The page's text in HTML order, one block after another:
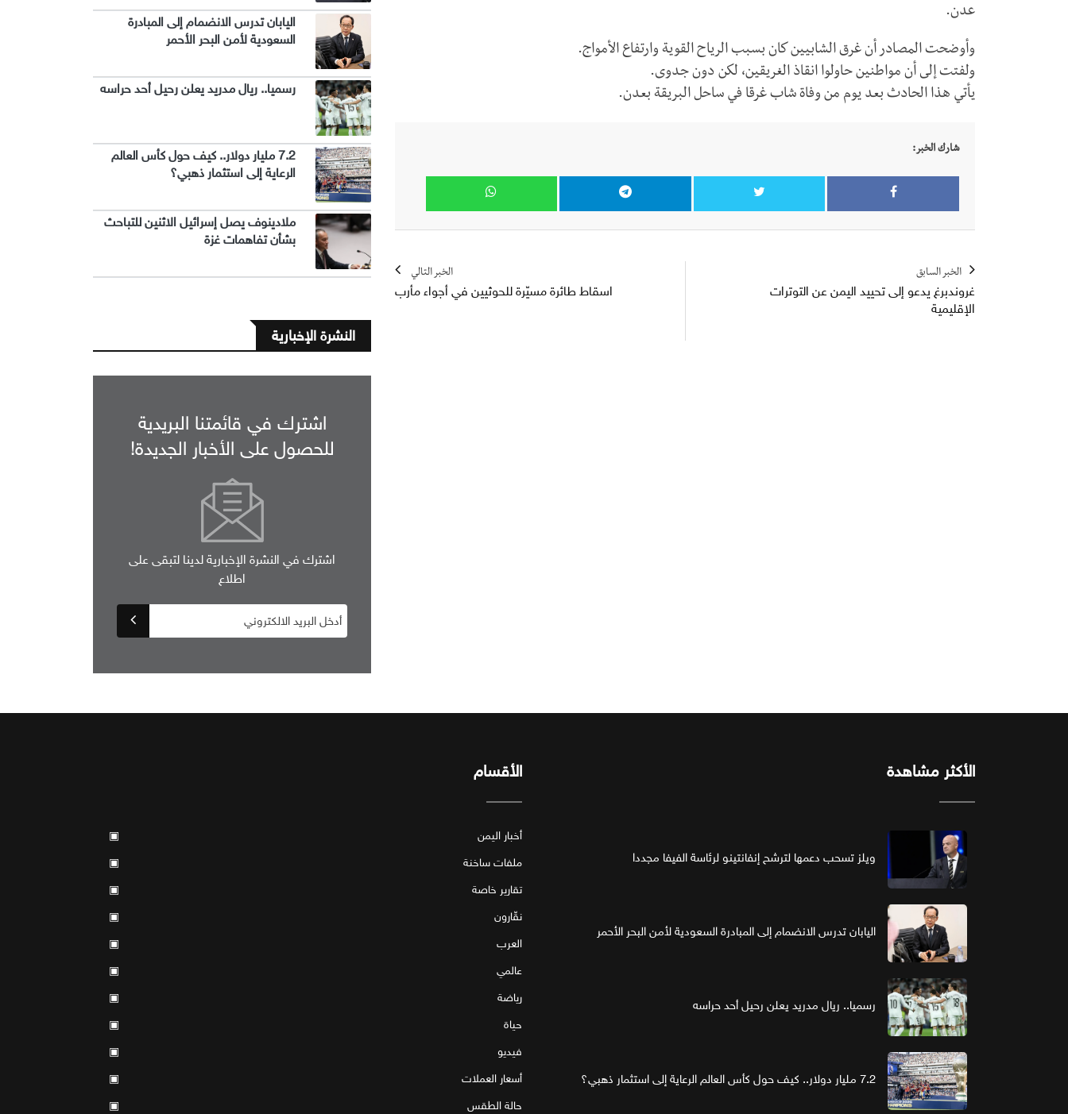
عدن.
وأوضحت المصادر أن غرق الشابيين كان بسبب الرياح القوية وارتفاع الأمواج.
ولفتت إلى أن مواطنين حاولوا انقاذ الغريقين، لكن دون جدوى.
يأتي هذا الحادث بعد يوم من وفاة شاب غرقا في ساحل البريقة بعدن.
شارك الخبر:
الخبر السابق
غروندبرغ يدعو إلى تحييد اليمن عن التوترات
الإقليمية
الخبر التالي
اسقاط طائرة مسيّرة للحوثيين في أجواء مأرب
اليابان تدرس الانضمام إلى المبادرة
السعودية لأمن البحر الأحمر
رسميا.. ريال مدريد يعلن رحيل أحد حراسه
7.2 مليار دولار.. كيف حول كأس العالم
الرعاية إلى استثمار ذهبي؟
ملادينوف يصل إسرائيل الاثنين للتباحث
بشأن تفاهمات غزة
النشرة الإخبارية
اشترك في قائمتنا البريدية
للحصول على الأخبار الجديدة!
اشترك في النشرة الإخبارية لدينا لتبقى على
اطلاع
الأكثر مشاهدة
ويلز تسحب دعمها لترشح إنفانتينو لرئاسة الفيفا مجددا
اليابان تدرس الانضمام إلى المبادرة السعودية لأمن البحر الأحمر
رسميا.. ريال مدريد يعلن رحيل أحد حراسه
7.2 مليار دولار.. كيف حول كأس العالم الرعاية إلى استثمار ذهبي؟
الأقسام
أخبار اليمن
▣
ملفات ساخنة
▣
تقارير خاصة
▣
نقّارون
▣
العرب
▣
عالمي
▣
رياضة
▣
حياة
▣
فيديو
▣
أسعار العملات
▣
حالة الطقس
▣